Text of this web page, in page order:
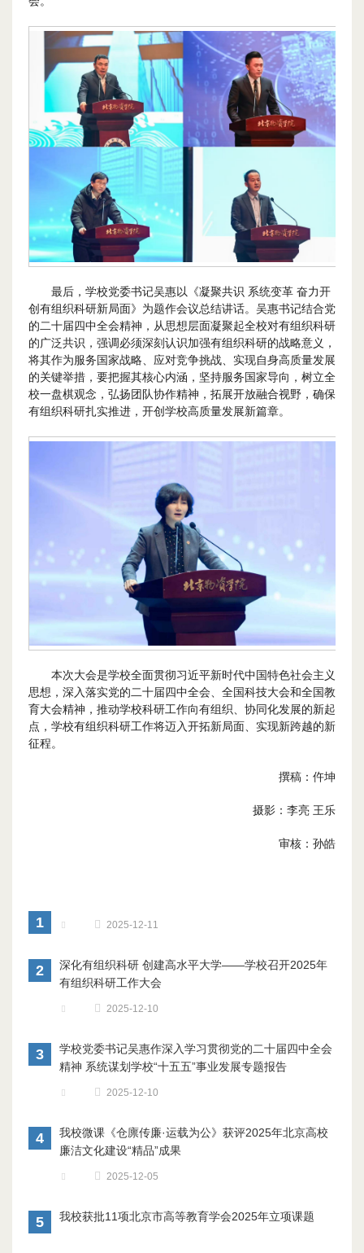
最后，学校党委书记吴惠以《凝聚共识 系统变革 奋力开
创有组织科研新局面》为题作会议总结讲话。吴惠书记结合党
的二十届四中全会精神，从思想层面凝聚起全校对有组织科研
的广泛共识，强调必须深刻认识加强有组织科研的战略意义，
将其作为服务国家战略、应对竞争挑战、实现自身高质量发展
的关键举措，要把握其核心内涵，坚持服务国家导向，树立全
校一盘棋观念，弘扬团队协作精神，拓展开放融合视野，确保
有组织科研扎实推进，开创学校高质量发展新篇章。
本次大会是学校全面贯彻习近平新时代中国特色社会主义
思想，深入落实党的二十届四中全会、全国科技大会和全国教
育大会精神，推动学校科研工作向有组织、协同化发展的新起
点，学校有组织科研工作将迈入开拓新局面、实现新跨越的新
征程。
撰稿：仵坤
摄影：李亮 王乐
审核：孙皓
1 2025-12-11
2
深化有组织科研 创建高水平大学——学校召开2025年
有组织科研工作大会
2025-12-10
3
学校党委书记吴惠作深入学习贯彻党的二十届四中全会
精神 系统谋划学校“十五五”事业发展专题报告
2025-12-10
4
我校微课《仓廪传廉·运载为公》获评2025年北京高校
廉洁文化建设“精品”成果
2025-12-05
5 我校获批11项北京市高等教育学会2025年立项课题